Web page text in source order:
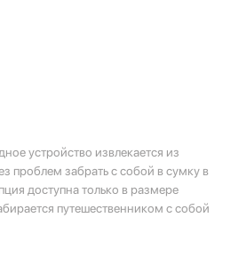
устройство извлекается из
проблем забрать с собой в сумку в
доступна только в размере
путешественником с собой